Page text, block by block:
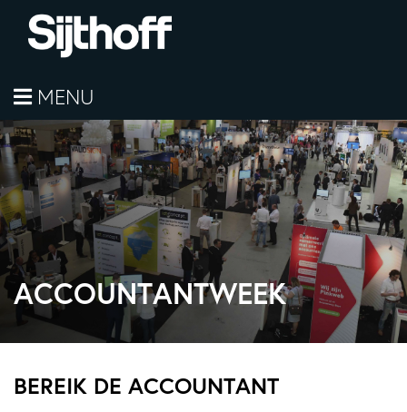
MENU
ACCOUNTANTWEEK
BEREIK DE ACCOUNTANT